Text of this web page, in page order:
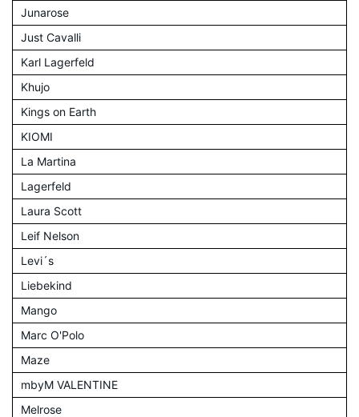
Junarose
Just Cavalli
Karl Lagerfeld
Khujo
Kings on Earth
KIOMI
La Martina
Lagerfeld
Laura Scott
Leif Nelson
Levi´s
Liebekind
Mango
Marc O'Polo
Maze
mbyM VALENTINE
Melrose